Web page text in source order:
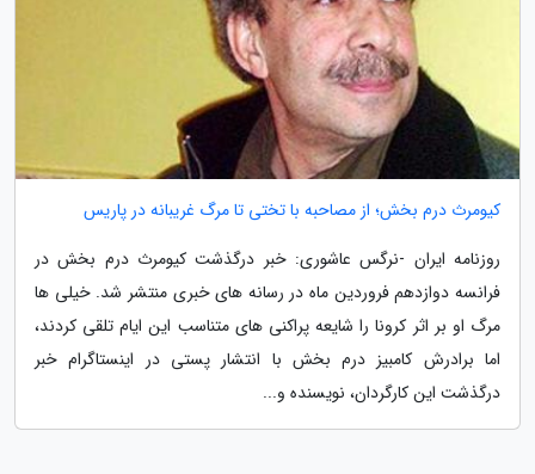
کیومرث درم بخش؛ از مصاحبه با تختی تا مرگ غریبانه در پاریس
روزنامه ایران -نرگس عاشوری: خبر درگذشت کیومرث درم بخش در
فرانسه دوازدهم فروردین ماه در رسانه های خبری منتشر شد. خیلی ها
مرگ او بر اثر کرونا را شایعه پراکنی های متناسب این ایام تلقی کردند،
اما برادرش کامبیز درم بخش با انتشار پستی در اینستاگرام خبر
درگذشت این کارگردان، نویسنده و...